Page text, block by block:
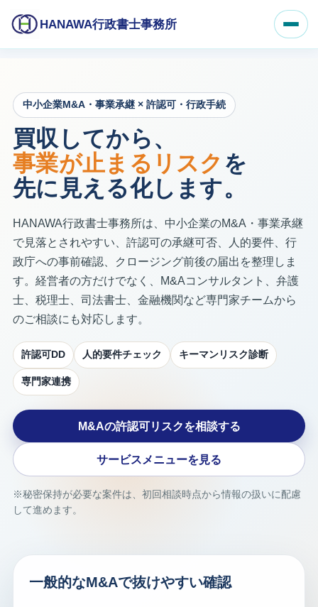
HANAWA行政書士事務所
中小企業M&A・事業承継 × 許認可・行政手続
買収してから、
事業が止まるリスク を
先に見える化します。
HANAWA行政書士事務所は、中小企業のM&A・事業承継
で見落とされやすい、許認可の承継可否、人的要件、行
政庁への事前確認、クロージング前後の届出を整理しま
す。経営者の方だけでなく、M&Aコンサルタント、弁護
士、税理士、司法書士、金融機関など専門家チームから
のご相談にも対応します。
許認可DD 人的要件チェック キーマンリスク診断
専門家連携
M&Aの許認可リスクを相談する
サービスメニューを見る
※秘密保持が必要な案件は、初回相談時点から情報の扱いに配慮
して進めます。
一般的なM&Aで抜けやすい確認